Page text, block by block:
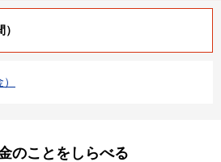
のことをしらべる